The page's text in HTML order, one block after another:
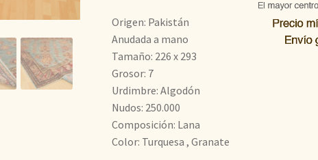
era:
2.200,00€.
es:
Origen: Pakistán
Anudada a mano
Tamaño: 226 x 293
Grosor: 7
Urdimbre: Algodón
Nudos: 250.000
Composición: Lana
Color: Turquesa , Granate